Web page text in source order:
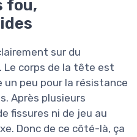
fou,
sur du
. Le corps de la tête est
un peu pour la résistance
Après plusieurs
fissures ni de jeu au
Donc de ce côté-là, ça